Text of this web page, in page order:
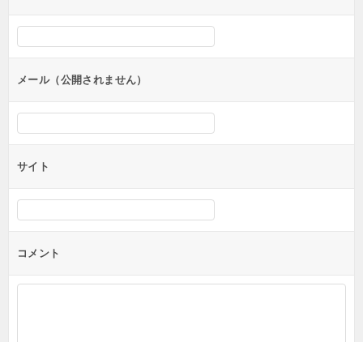
ン
メール（公開されません）
サイト
コメント